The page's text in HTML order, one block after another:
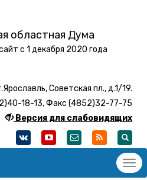
областная Дума
с 1 декабря 2020 года
Советская пл., д.1/19.
18-13, Факс (4852)32-77-75
Версия для слабовидящих